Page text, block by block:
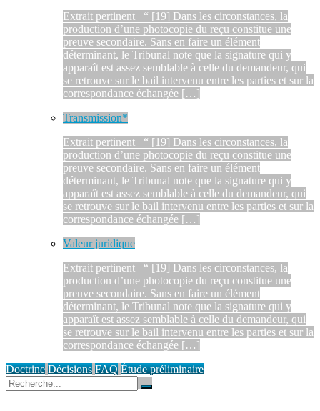
Extrait pertinent “ [19] Dans les circonstances, la
production d’une photocopie du reçu constitue une
preuve secondaire. Sans en faire un élément
déterminant, le Tribunal note que la signature qui y
apparaît est assez semblable à celle du demandeur, qui
se retrouve sur le bail intervenu entre les parties et sur la
correspondance échangée […]
Transmission*
Extrait pertinent “ [19] Dans les circonstances, la
production d’une photocopie du reçu constitue une
preuve secondaire. Sans en faire un élément
déterminant, le Tribunal note que la signature qui y
apparaît est assez semblable à celle du demandeur, qui
se retrouve sur le bail intervenu entre les parties et sur la
correspondance échangée […]
Valeur juridique
Extrait pertinent “ [19] Dans les circonstances, la
production d’une photocopie du reçu constitue une
preuve secondaire. Sans en faire un élément
déterminant, le Tribunal note que la signature qui y
apparaît est assez semblable à celle du demandeur, qui
se retrouve sur le bail intervenu entre les parties et sur la
correspondance échangée […]
Doctrine Décisions FAQ Étude préliminaire